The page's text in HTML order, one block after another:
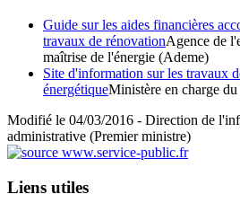
Guide sur les aides financières
travaux de rénovationAgence de
maîtrise de l'énergie (Ademe)
Site d'information sur les travaux
énergétiqueMinistère en charge
Modifié le 04/03/2016 - Direction de
administrative (Premier ministre)
Liens utiles